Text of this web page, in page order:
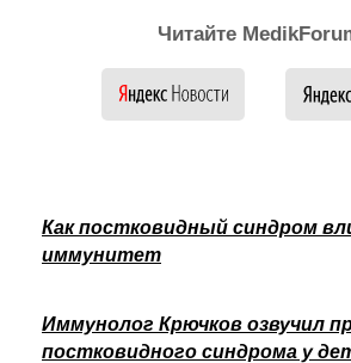
Читайте
Как постковидный синдром
иммунитет
Иммунолог Крючков озвучил
постковидного синдрома у